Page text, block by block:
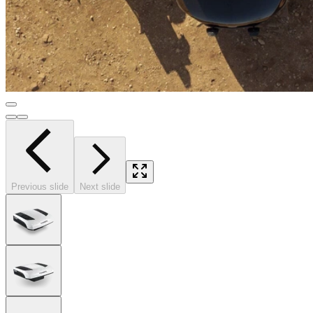
Previous slide Next slide